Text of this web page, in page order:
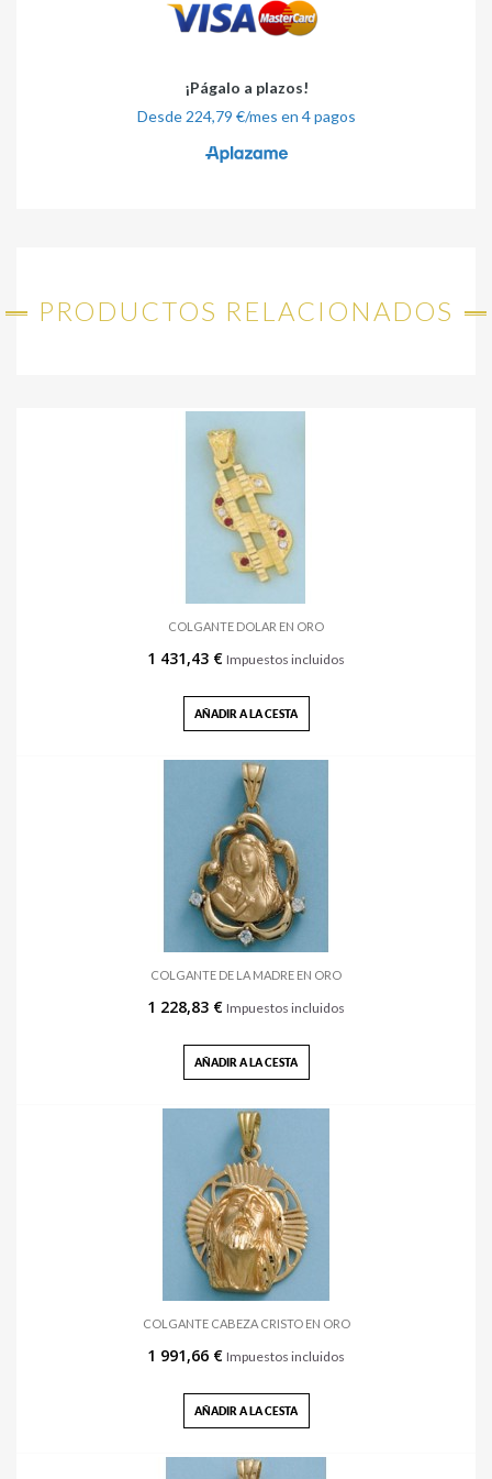
PRODUCTOS RELACIONADOS
COLGANTE DOLAR EN ORO
1 431,43 € Impuestos incluidos
AÑADIR A LA CESTA
COLGANTE DE LA MADRE EN ORO
1 228,83 € Impuestos incluidos
AÑADIR A LA CESTA
COLGANTE CABEZA CRISTO EN ORO
1 991,66 € Impuestos incluidos
AÑADIR A LA CESTA